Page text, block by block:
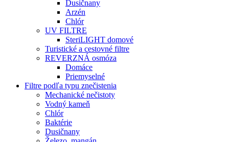
Dusičnany
Arzén
Chlór
UV FILTRE
SteriLIGHT domové
Turistické a cestovné filtre
REVERZNÁ osmóza
Domáce
Priemyselné
Filtre podľa typu znečistenia
Mechanické nečistoty
Vodný kameň
Chlór
Baktérie
Dusičnany